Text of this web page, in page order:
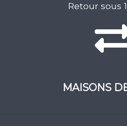
Retour sous
MAISONS